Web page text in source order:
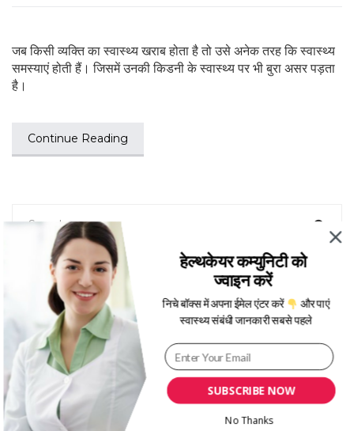
जब किसी व्यक्ति का स्वास्थ्य खराब होता है तो उसे अनेक तरह कि स्वास्थ्य
समस्याएं होती हैं। जिसमें उनकी किडनी के स्वास्थ्य पर भी बुरा असर पड़ता
है।
Continue Reading
फैटी लिवर (Fatty Liver) के लक्षण, कारण, उपचार, इलाज – Dr.
Mukul Rastogi
P
SUBSCRIBE NOW
हेल्थकेयर कम्युनिटी को
ज्वाइन करें
निचे बॉक्स में अपना ईमेल एंटर करें
और पाएं
स्वास्थ्य संबंधी जानकारी सबसे पहले
No Thanks